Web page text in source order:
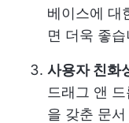
베이스에 대
면 더욱 좋
사용자 친화
드래그 앤
을 갖춘 문